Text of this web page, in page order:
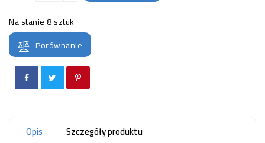
Na stanie8 sztuk
Porównanie
Opis Szczegóły produktu